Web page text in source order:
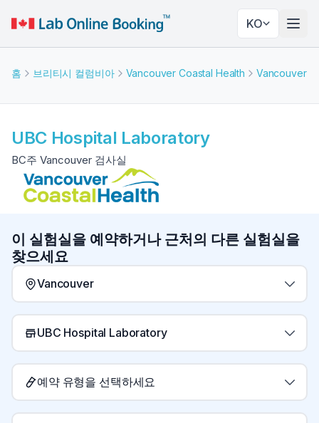
KO
네비
홈 브리티시 컬럼비아 Vancouver Coastal Health Vancouver
UBC Hospital Laboratory
BC주 Vancouver 검사실
이 실험실을 예약하거나 근처의 다른 실험실을
찾으세요
Vancouver
UBC Hospital Laboratory
예약 유형을 선택하세요